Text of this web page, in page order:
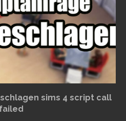
sims 4 script call
failed